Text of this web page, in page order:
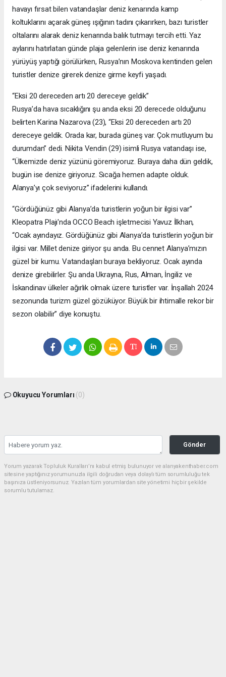
havayı fırsat bilen vatandaşlar deniz kenarında kamp
koltuklarını açarak güneş ışığının tadını çıkarırken, bazı turistler
oltalarını alarak deniz kenarında balık tutmayı tercih etti. Yaz
aylarını hatırlatan günde plaja gelenlerin ise deniz kenarında
yürüyüş yaptığı görülürken, Rusya’nın Moskova kentinden gelen
turistler denize girerek denize girme keyfi yaşadı.
“Eksi 20 dereceden artı 20 dereceye geldik”
Rusya’da hava sıcaklığını şu anda eksi 20 derecede olduğunu
belirten Karina Nazarova (23), “Eksi 20 dereceden artı 20
dereceye geldik. Orada kar, burada güneş var. Çok mutluyum bu
durumdan” dedi. Nikita Vendin (29) isimli Rusya vatandaşı ise,
“Ülkemizde deniz yüzünü göremiyoruz. Buraya daha dün geldik,
bugün ise denize giriyoruz. Sıcağa hemen adapte olduk.
Alanya’yı çok seviyoruz” ifadelerini kullandı.
“Gördüğünüz gibi Alanya’da turistlerin yoğun bir ilgisi var”
Kleopatra Plajı'nda OCCO Beach işletmecisi Yavuz İlkhan,
“Ocak ayındayız. Gördüğünüz gibi Alanya’da turistlerin yoğun bir
ilgisi var. Millet denize giriyor şu anda. Bu cennet Alanya’mızın
güzel bir kumu. Vatandaşları buraya bekliyoruz. Ocak ayında
denize girebilirler. Şu anda Ukrayna, Rus, Alman, İngiliz ve
İskandinav ülkeler ağırlık olmak üzere turistler var. İnşallah 2024
sezonunda turizm güzel gözüküyor. Büyük bir ihtimalle rekor bir
sezon olabilir” diye konuştu.
Okuyucu Yorumları (0)
Gönder
Yorum yazarak Topluluk Kuralları’nı kabul etmiş bulunuyor ve alanyakenthaber.com
sitesine yaptığınız yorumunuzla ilgili doğrudan veya dolaylı tüm sorumluluğu tek
başınıza üstleniyorsunuz. Yazılan tüm yorumlardan site yönetimi hiçbir şekilde
sorumlu tutulamaz.